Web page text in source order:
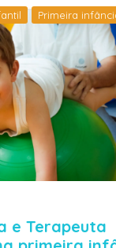
Primeira
e Terapeuta